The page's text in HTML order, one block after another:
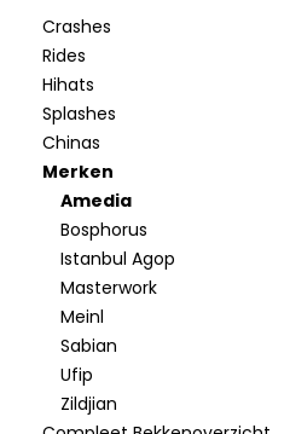
Crashes
Rides
Hihats
Splashes
Chinas
Merken
Amedia
Bosphorus
Istanbul Agop
Masterwork
Meinl
Sabian
Ufip
Zildjian